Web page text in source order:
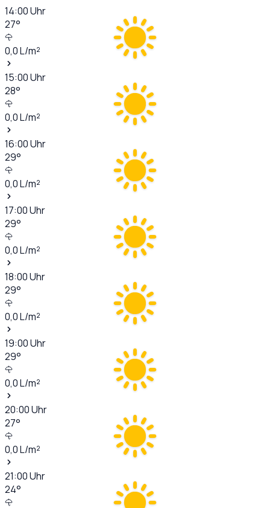
14:00Uhr
27°
0,0L/m²
15:00Uhr
28°
0,0L/m²
16:00Uhr
29°
0,0L/m²
17:00Uhr
29°
0,0L/m²
18:00Uhr
29°
0,0L/m²
19:00Uhr
29°
0,0L/m²
20:00Uhr
27°
0,0L/m²
21:00Uhr
24°